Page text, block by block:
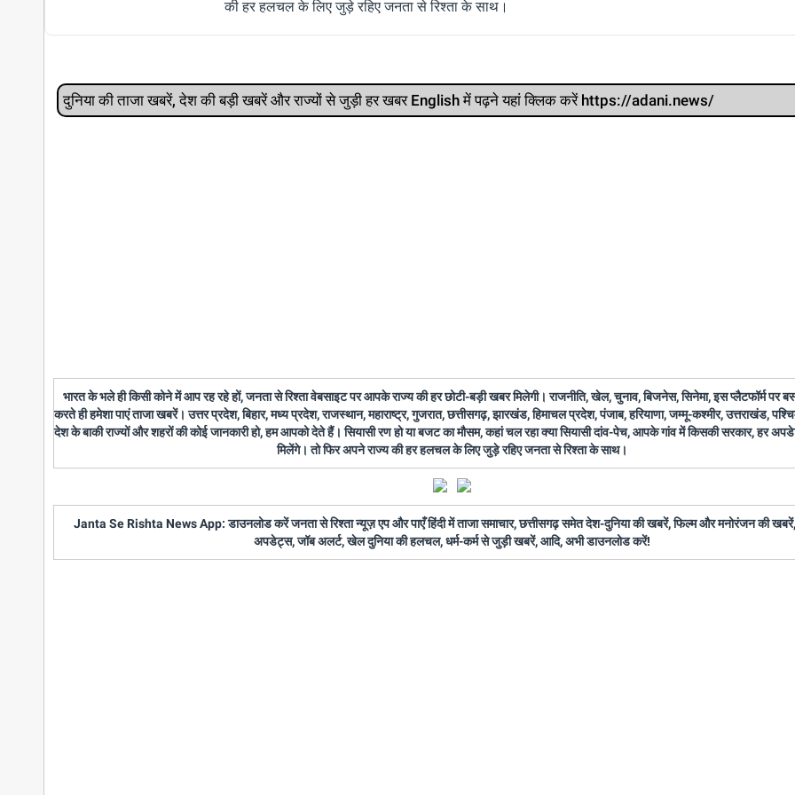
की हर हलचल के लिए जुड़े रहिए जनता से रिश्ता के साथ।
दुनिया की ताजा खबरें, देश की बड़ी खबरें और राज्‍यों से जुड़ी हर खबर English में पढ़ने यहां क्लिक करें https://adani.news/
भारत के भले ही किसी कोने में आप रह रहे हों, जनता से रिश्ता वेबसाइट पर आपके राज्य की हर छोटी-बड़ी खबर मिलेगी। राजनीति, खेल, चुनाव, बिजनेस, सिनेमा, इस प्लैटफॉर्म पर
करते ही हमेशा पाएं ताजा खबरें। उत्तर प्रदेश, बिहार, मध्य प्रदेश, राजस्थान, महाराष्ट्र, गुजरात, छत्तीसगढ़, झारखंड, हिमाचल प्रदेश, पंजाब, हरियाणा, जम्मू-कश्मीर, उत्तराखंड,
देश के बाकी राज्यों और शहरों की कोई जानकारी हो, हम आपको देते हैं। सियासी रण हो या बजट का मौसम, कहां चल रहा क्या सियासी दांव-पेच, आपके गांव में किसकी सरकार, हर
मिलेंगे। तो फिर अपने राज्य की हर हलचल के लिए जुड़े रहिए जनता से रिश्ता के साथ।
Janta Se Rishta News App: डाउनलोड करें जनता से रिश्ता न्यूज़ एप और पाएँ हिंदी में ताजा समाचार, छत्तीसगढ़ समेत देश-दुनिया की खबरें, फिल्म और मनोरंजन की
अपडेट्स, जॉब अलर्ट, खेल दुनिया की हलचल, धर्म-कर्म से जुड़ी खबरें, आदि, अभी डाउनलोड करें!